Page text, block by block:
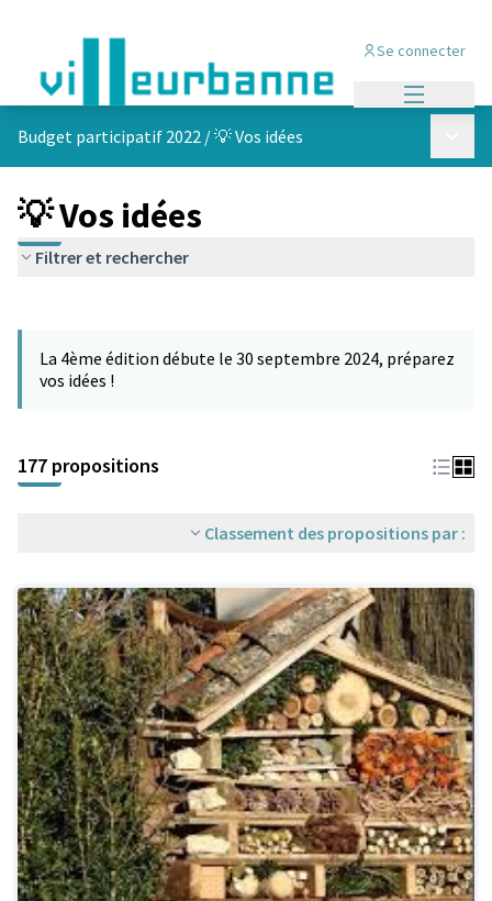
Se connecter
Budget participatif 2022 /💡 Vos idées
💡 Vos idées
Filtrer et rechercher
−
La 4ème édition débute le 30 septembre 2024, préparez
vos idées !
177 propositions
Classement des propositions par :